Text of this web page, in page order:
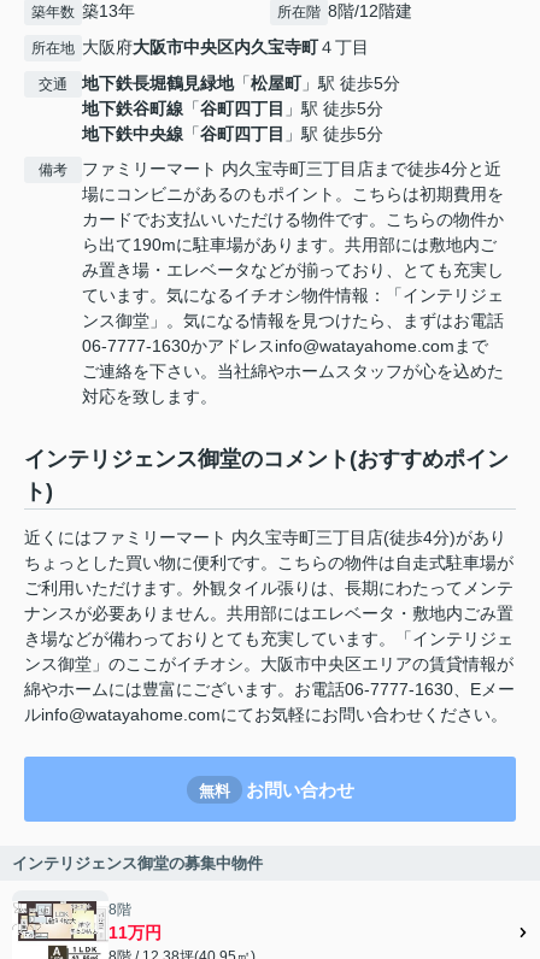
築年数 築13年 所在階 8階/12階建
所在地 大阪府大阪市中央区内久宝寺町４丁目
交通 地下鉄長堀鶴見緑地「松屋町」駅 徒歩5分
地下鉄谷町線 「谷町四丁目 」駅 徒歩5分
地下鉄中央線 「谷町四丁目 」駅 徒歩5分
備考
ファミリーマート 内久宝寺町三丁目店まで徒歩4分と近
場にコンビニがあるのもポイント。こちらは初期費用を
カードでお支払いいただける物件です。こちらの物件か
ら出て190mに駐車場があります。共用部には敷地内ご
み置き場・エレベータなどが揃っており、とても充実し
ています。気になるイチオシ物件情報：「インテリジェ
ンス御堂」。気になる情報を見つけたら、まずはお電話
06-7777-1630かアドレスinfo@watayahome.comまで
ご連絡を下さい。当社綿やホームスタッフが心を込めた
対応を致します。
インテリジェンス御堂のコメント(おすすめポイン
ト)
近くにはファミリーマート 内久宝寺町三丁目店(徒歩4分)があり
ちょっとした買い物に便利です。こちらの物件は自走式駐車場が
ご利用いただけます。外観タイル張りは、長期にわたってメンテ
ナンスが必要ありません。共用部にはエレベータ・敷地内ごみ置
き場などが備わっておりとても充実しています。「インテリジェ
ンス御堂」のここがイチオシ。大阪市中央区エリアの賃貸情報が
綿やホームには豊富にございます。お電話06-7777-1630、Eメー
ルinfo@watayahome.comにてお気軽にお問い合わせください。
無料 お問い合わせ
インテリジェンス御堂の募集中物件
8階
11万円